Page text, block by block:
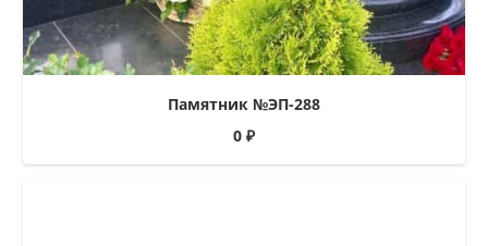
Памятник №ЭП-288
0 ₽